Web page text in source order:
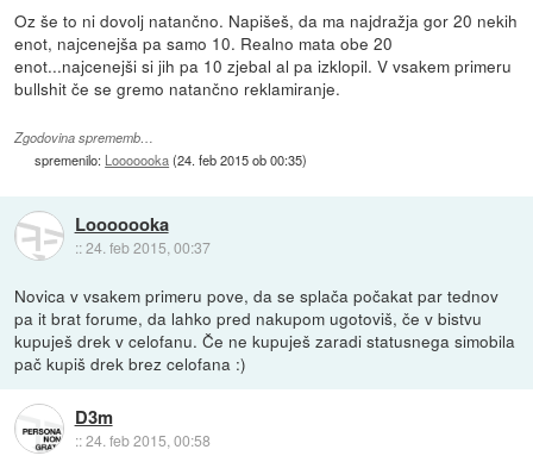
Oz še to ni dovolj natančno. Napišeš, da ma najdražja gor 20 nekih
enot, najcenejša pa samo 10. Realno mata obe 20
enot...najcenejši si jih pa 10 zjebal al pa izklopil. V vsakem primeru
bullshit če se gremo natančno reklamiranje.
Zgodovina sprememb…
spremenilo: Looooooka(24. feb 2015 ob 00:35)
Looooooka
::24. feb 2015, 00:37
Novica v vsakem primeru pove, da se splača počakat par tednov
pa it brat forume, da lahko pred nakupom ugotoviš, če v bistvu
kupuješ drek v celofanu. Če ne kupuješ zaradi statusnega simobila
pač kupiš drek brez celofana :)
D3m
::24. feb 2015, 00:58